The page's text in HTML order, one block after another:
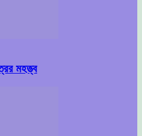
মহত্ত্ব